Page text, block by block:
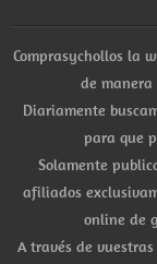
Comprasychollos la
de
Diariamente
para que
Solamente
afiliados
online de
A través de